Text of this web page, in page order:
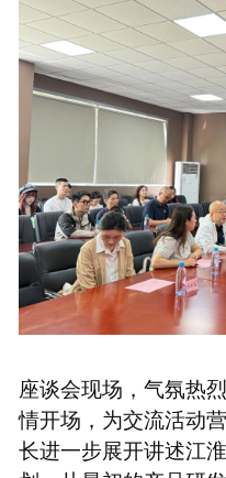
座谈会现场，气氛热
情开场，为交流活动
长进一步展开讲述江